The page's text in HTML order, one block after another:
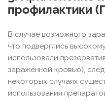
профилактики
В случае возможного
что подверглись
использовали
зараженной кровью),
некоторых случаях
использования